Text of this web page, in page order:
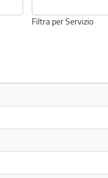
Filtra per Servizio